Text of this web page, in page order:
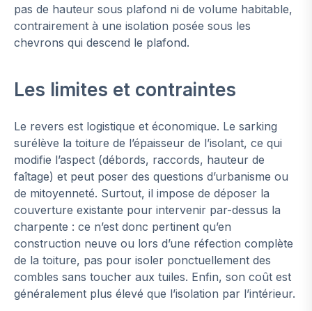
pas de hauteur sous plafond ni de volume habitable,
contrairement à une isolation posée sous les
chevrons qui descend le plafond.
Les limites et contraintes
Le revers est logistique et économique. Le sarking
surélève la toiture de l’épaisseur de l’isolant, ce qui
modifie l’aspect (débords, raccords, hauteur de
faîtage) et peut poser des questions d’urbanisme ou
de mitoyenneté. Surtout, il impose de déposer la
couverture existante pour intervenir par-dessus la
charpente : ce n’est donc pertinent qu’en
construction neuve ou lors d’une réfection complète
de la toiture, pas pour isoler ponctuellement des
combles sans toucher aux tuiles. Enfin, son coût est
généralement plus élevé que l’isolation par l’intérieur.